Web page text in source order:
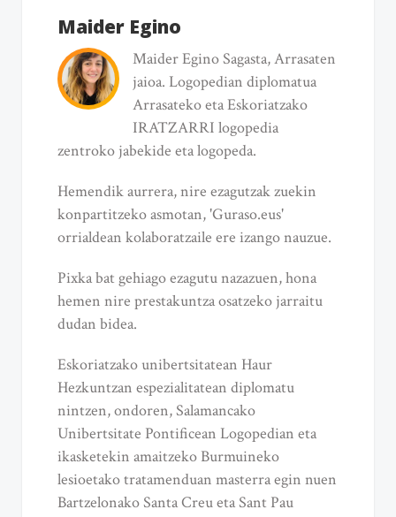
Maider Egino
Maider Egino Sagasta, Arrasaten
jaioa. Logopedian diplomatua
Arrasateko eta Eskoriatzako
IRATZARRI logopedia
zentroko jabekide eta logopeda.
Hemendik aurrera, nire ezagutzak zuekin
konpartitzeko asmotan, 'Guraso.eus'
orrialdean kolaboratzaile ere izango nauzue.
Pixka bat gehiago ezagutu nazazuen, hona
hemen nire prestakuntza osatzeko jarraitu
dudan bidea.
Eskoriatzako unibertsitatean Haur
Hezkuntzan espezialitatean diplomatu
nintzen, ondoren, Salamancako
Unibertsitate Pontificean Logopedian eta
ikasketekin amaitzeko Burmuineko
lesioetako tratamenduan masterra egin nuen
Bartzelonako Santa Creu eta Sant Pau